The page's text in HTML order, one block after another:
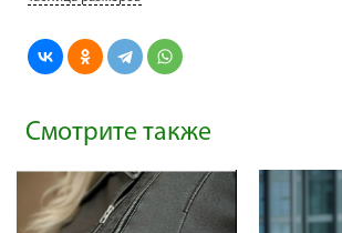
Смотрите также